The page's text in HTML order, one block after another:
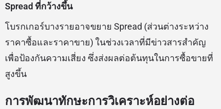
Spread ที่กว้างขึ้น
โบรกเกอร์บางรายอาจขยาย Spread (ส่วนต่างระหว่าง
ราคาซื้อและราคาขาย) ในช่วงเวลาที่มีข่าวสารสำคัญ
เพื่อป้องกันความเสี่ยง ซึ่งส่งผลต่อต้นทุนในการซื้อขายที่
สูงขึ้น
การพัฒนาทักษะการวิเคราะห์อย่างต่อ